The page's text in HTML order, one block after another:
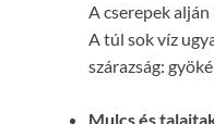
A cserepek
A túl sok víz
szárazság:
Mulcs és